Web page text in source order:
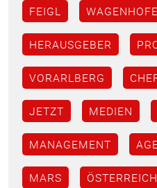
FEIGL
HERAUSGEBER
VORARLBERG
JETZT MEDIEN
MANAGEMENT
MARS ÖSTERREICH